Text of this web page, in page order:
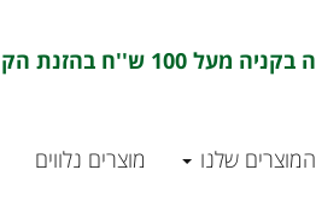
המוצרים שלנו מוצרים נלווים